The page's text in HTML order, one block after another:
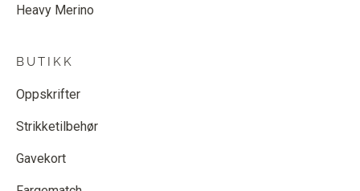
Heavy Merino
BUTIKK
Oppskrifter
Strikketilbehør
Gavekort